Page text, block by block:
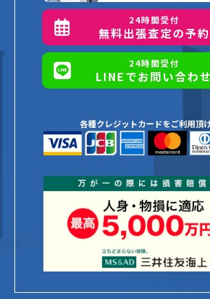
24時間受付
無料出張査定の予約
24時間受付
LINEでお問い合わせ
各種クレジットカードをご利用頂